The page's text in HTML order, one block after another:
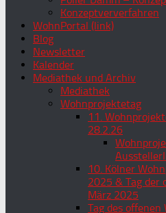
Konzeptververfahren
WohnPortal (link)
Blog
Newsletter
Kalender
Mediathek und Archiv
Mediathek
Wohnprojektetag
11.
28.2.26
10. Kölner
2025 & Tag der
März 2025
Tag des